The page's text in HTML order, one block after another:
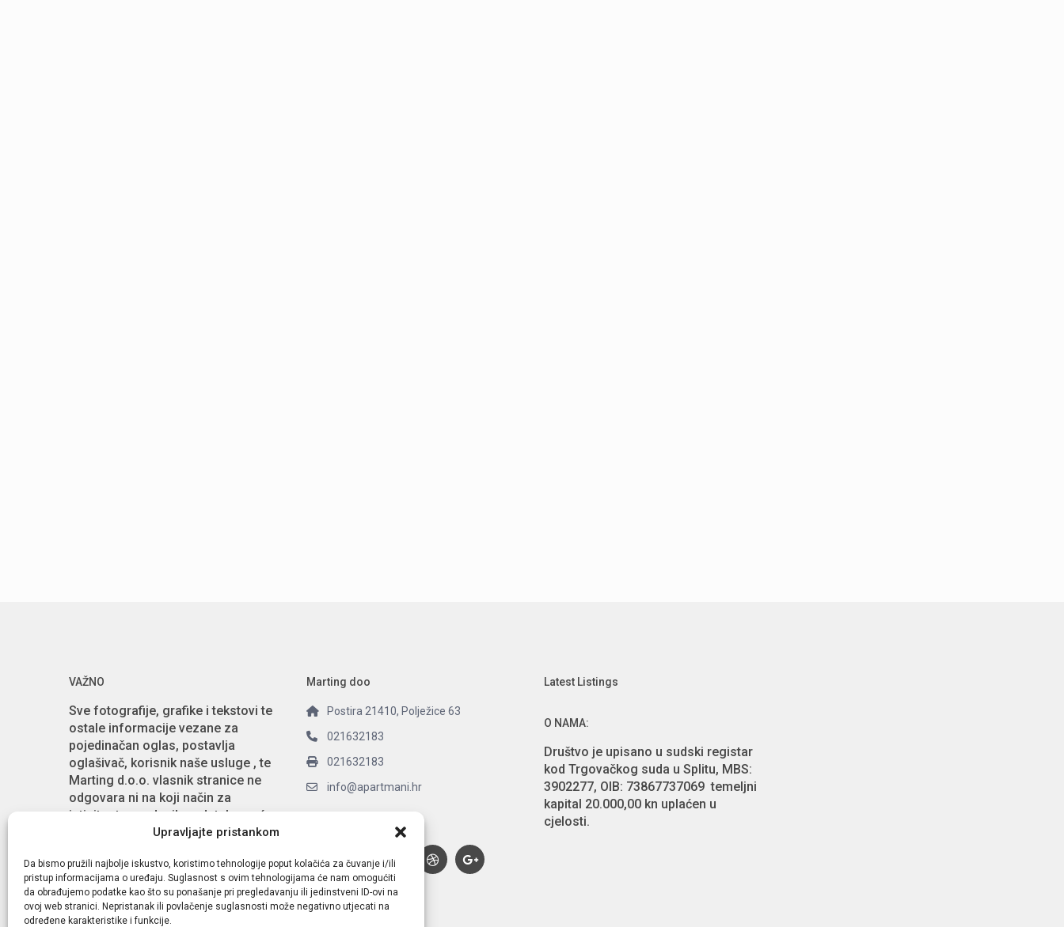
Upravljajte pristankom
Da bismo pružili najbolje iskustvo, koristimo tehnologije poput kolačića za čuvanje i/ili
pristup informacijama o uređaju. Suglasnost s ovim tehnologijama će nam omogućiti
da obrađujemo podatke kao što su ponašanje pri pregledavanju ili jedinstveni ID-ovi na
ovoj web stranici. Nepristanak ili povlačenje suglasnosti može negativno utjecati na
određene karakteristike i funkcije.
VAŽNO
Sve fotografije, grafike i tekstovi te
ostale informacije vezane za
pojedinačan oglas, postavlja
oglašivač, korisnik naše usluge , te
Marting d.o.o. vlasnik stranice ne
odgovara ni na koji način za
istinitost navedenih podataka, već
odgovara korisnik-oglašivač.
tim.apartmani.hr
Marting doo
Postira 21410, Polježice 63
021632183
021632183
info@apartmani.hr
Latest Listings
O NAMA:
Društvo je upisano u sudski registar
kod Trgovačkog suda u Splitu, MBS:
3902277, OIB: 73867737069 temeljni
kapital 20.000,00 kn uplaćen u
cjelosti.